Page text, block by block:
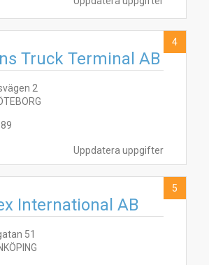
Uppdatera uppgifter
Truck Terminal AB
2
4
International AB
51
5